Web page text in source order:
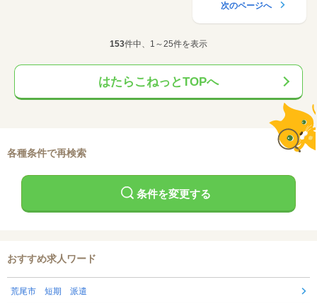
次のページへ
153件中、1～25件を表示
はたらこねっとTOPへ
各種条件で再検索
条件を変更する
おすすめ求人ワード
荒尾市 短期 派遣